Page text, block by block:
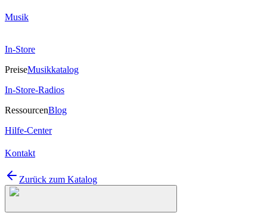
Musik
In-Store
PreiseMusikkatalog
In-Store-Radios
RessourcenBlog
Hilfe-Center
Kontakt
Zurück zum Katalog